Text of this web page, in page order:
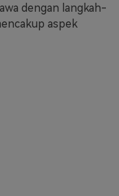
dengan langkah-
aspek